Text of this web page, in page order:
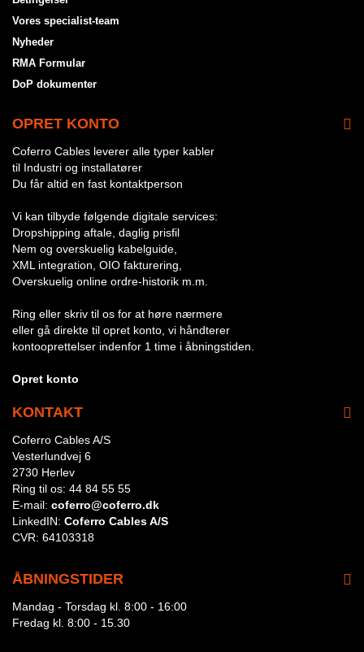
Vores specialist-team
Nyheder
RMA Formular
DoP dokumenter
OPRET KONTO
Coferro Cables leverer alle typer kabler
til Industri og installatører
Du får altid en fast kontaktperson
Vi kan tilbyde følgende digitale services:
Dropshipping aftale, daglig prisfil
Nem og overskuelig kabelguide,
XML integration, OIO fakturering,
Overskuelig online ordre-historik m.m.
Ring eller skriv til os for at høre nærmere
eller gå direkte til opret konto, vi håndterer
kontooprettelser indenfor 1 time i åbningstiden.
Opret konto
KONTAKT
Coferro Cables A/S
Vesterlundvej 6
2730 Herlev
Ring til os: 44 84 55 55
E-mail: coferro@coferro.dk
LinkedIN: Coferro Cables A/S
CVR: 64103318
ÅBNINGSTIDER
Mandag - Torsdag kl. 8:00 - 16:00
Fredag kl. 8:00 - 15.30